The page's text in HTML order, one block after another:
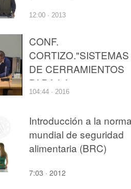
12:00 · 2013
CONF.
CORTIZO."SISTEMAS
DE CERRAMIENTOS
PARA LA
ARQUITECURA".
104:44 · 2016
Introducción a la
mundial de seguridad
alimentaria (BRC)
7:03 · 2012